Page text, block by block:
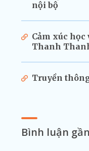
nội bộ
Cảm xúc
Thanh
Truyền
Bình luận